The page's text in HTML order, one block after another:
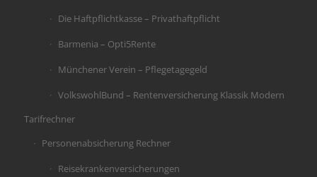
Die Haftpflichtkasse – Privathaftpflicht
Barmenia – Opti5Rente
Münchener Verein – Pflegetagegeld
VolkswohlBund – Rentenversicherung Klassik Modern
Tarifrechner
Personenabsicherung Rechner
Reisekrankenversicherungen